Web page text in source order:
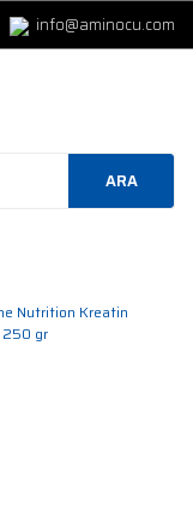
info@aminocu.com
ARA